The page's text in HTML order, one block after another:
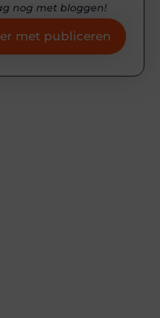
nog met bloggen!
met publiceren